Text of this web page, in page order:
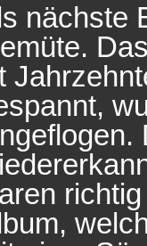
nächste